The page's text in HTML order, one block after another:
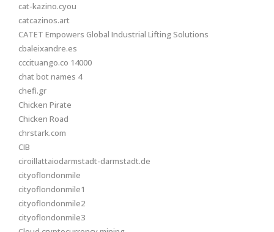
cat-kazino.cyou
catcazinos.art
CATET Empowers Global Industrial Lifting Solutions
cbaleixandre.es
cccituango.co 14000
chat bot names 4
chefi.gr
Chicken Pirate
Chicken Road
chrstark.com
CIB
ciroillattaiodarmstadt-darmstadt.de
cityoflondonmile
cityoflondonmile1
cityoflondonmile2
cityoflondonmile3